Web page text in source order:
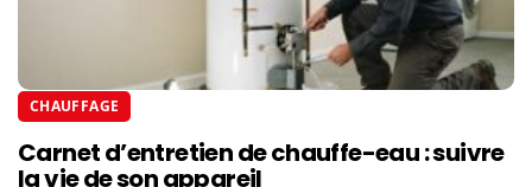
CHAUFFAGE
Carnet d’entretien de chauffe-eau : suivre
la vie de son appareil